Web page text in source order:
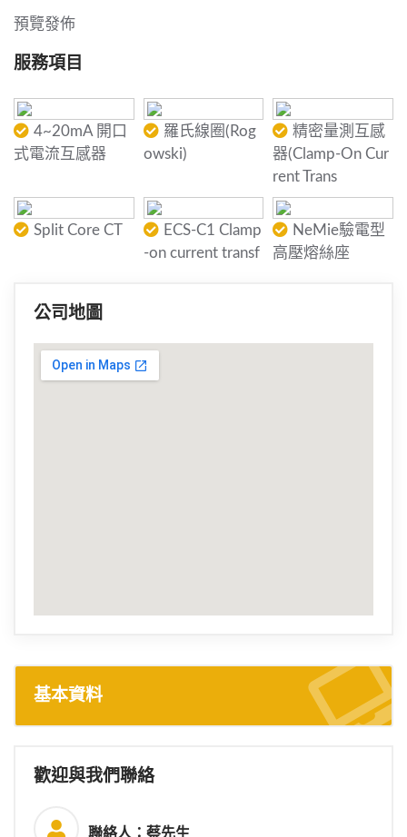
預覽發佈
服務項目
4~20mA 開口
式電流互感器
羅氏線圈(Rog
owski)
精密量測互感
器(Clamp-On Cur
rent Trans
Split Core CT
ECS-C1 Clamp
-on current transf
NeMie驗電型
高壓熔絲座
公司地圖
基本資料
歡迎與我們聯絡
聯絡人：蔡先生